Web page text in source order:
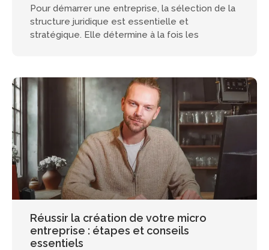
Pour démarrer une entreprise, la sélection de la
structure juridique est essentielle et
stratégique. Elle détermine à la fois les
Réussir la création de votre micro
entreprise : étapes et conseils
essentiels